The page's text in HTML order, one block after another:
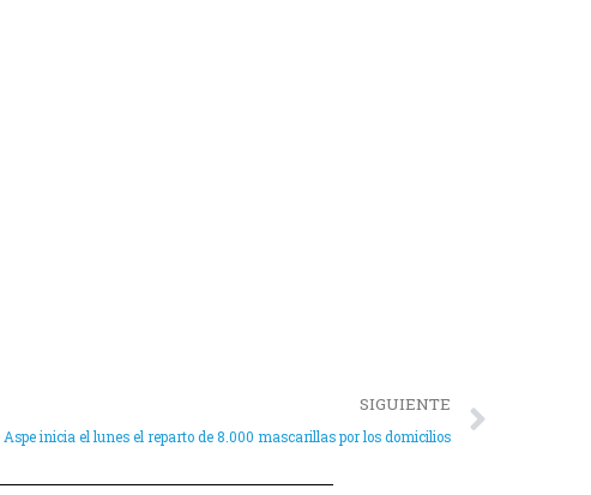
SIGUIENTE
inicia el lunes el reparto de 8.000 mascarillas por los domicilios